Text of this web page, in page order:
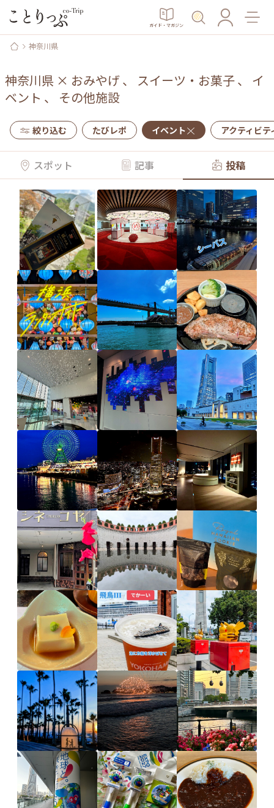
ガイド・マガジン
神奈川県
神奈川県 × おみやげ 、 スイーツ・お菓子、 イ
ベント 、 その他施設
絞り込む たびレポ イベント アクティビテ
スポット 記事 投稿